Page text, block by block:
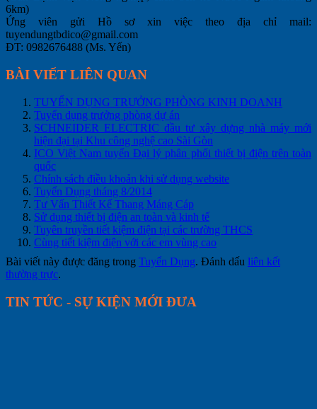
6km)
Ứng viên gửi Hồ sơ xin việc theo địa chỉ mail:
tuyendungtbdico@gmail.com
ĐT: 0982676488 (Ms. Yến)
BÀI VIẾT LIÊN QUAN
TUYỂN DỤNG TRƯỞNG PHÒNG KINH DOANH
Tuyển dụng trưởng phòng dự án
SCHNEIDER ELECTRIC đầu tư xây dựng nhà máy mới
hiện đại tại Khu công nghệ cao Sài Gòn
ICO Việt Nam tuyển Đại lý phân phối thiết bị điện trên toàn
quốc
Chính sách điều khoản khi sử dụng website
Tuyển Dụng tháng 8/2014
Tư Vấn Thiết Kế Thang Máng Cáp
Sử dụng thiết bị điện an toàn và kinh tế
Tuyên truyền tiết kiệm điện tại các trường THCS
Cùng tiết kiệm điện với các em vùng cao
Bài viết này được đăng trong Tuyển Dụng. Đánh dấu liên kết
thường trực.
TIN TỨC - SỰ KIỆN MỚI ĐƯA